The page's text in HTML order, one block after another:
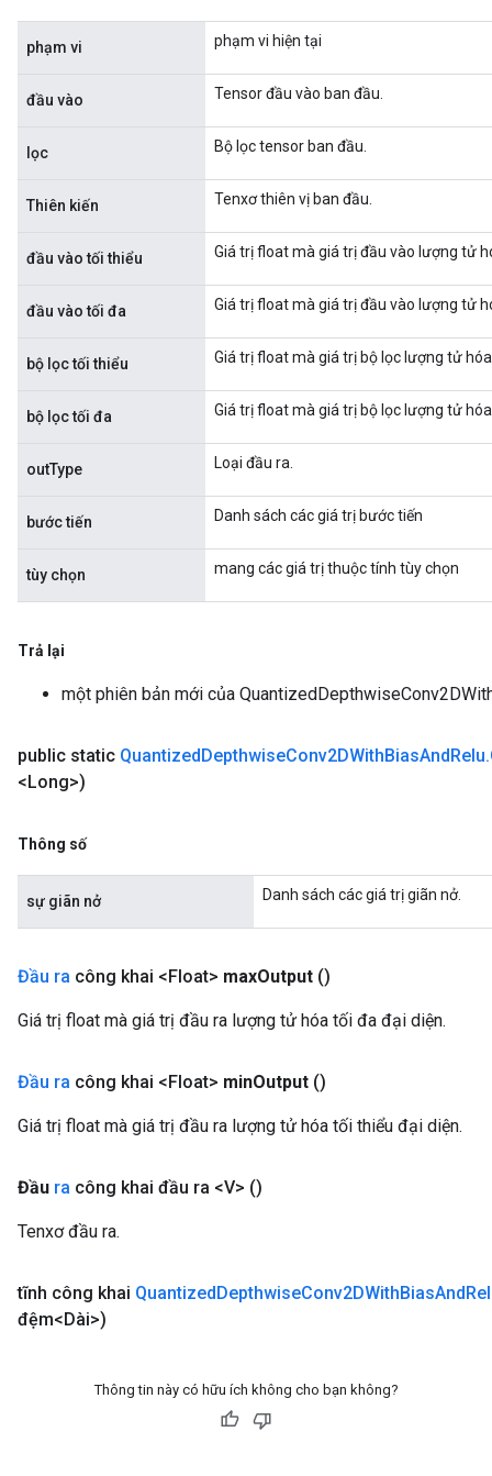
phạm vi phạm vi hiện tại
đầu vào Tensor đầu vào ban đầu.
lọc Bộ lọc tensor ban đầu.
Thiên kiến Tenxơ thiên vị ban đầu.
đầu vào tối thiểu Giá trị float mà giá trị đầu vào lượng tử
đầu vào tối đa Giá trị float mà giá trị đầu vào lượng tử
bộ lọc tối thiểu Giá trị float mà giá trị bộ lọc lượng tử
bộ lọc tối đa Giá trị float mà giá trị bộ lọc lượng tử
outType Loại đầu ra.
bước tiến Danh sách các giá trị bước tiến
tùy chọn mang các giá trị thuộc tính tùy chọn
Trả lại
một phiên bản mới của
public static QuantizedDepthwiseConv2DWithBiasAndRelu.
<Long>)
Thông số
sự giãn nở Danh sách các giá trị giãn nở.
Đầu ra công khai <Float> maxOutput ()
Giá trị float mà giá trị đầu ra lượng tử hóa tối đa đại diện.
Đầu ra công khai <Float> minOutput ()
Giá trị float mà giá trị đầu ra lượng tử hóa tối thiểu đại diện.
Đầu ra công khai đầu ra <V> ()
Tenxơ đầu ra.
tĩnh công khai QuantizedDepthwiseConv2DWithBiasAnd
đệm<Dài>)
Thông tin này có hữu ích không cho bạn không?